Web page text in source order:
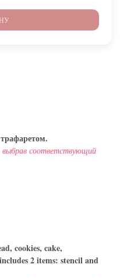
аретом.
соответствующий
cookies, cake,
2 items: stencil and